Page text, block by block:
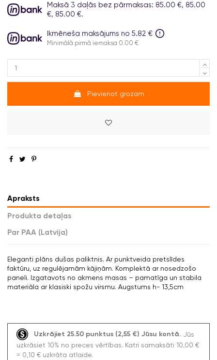
Maksā 3 daļās bez pārmaksas: 85.00 €, 85.00
€, 85.00 €.
Ikmēneša maksājums no 5.82 €
Minimālā pirmā iemaksa 0.00 €
Pievienot grozam
Apraksts
Produkta detaļas
Par PAA (Latvija)
Eleganti plāns dušas paliktnis. Ar punktveida pretslīdes
faktūru, uz regulējamām kājiņām. Komplektā ar nosedzošo
paneli. Izgatavots no akmens masas – pamatīga un stabila
materiāla ar klasiski spožu virsmu. Augstums h- 13,5cm
Uzkrājiet 25.50 punktus (2,55 €) Jūsu kontā. Jūs
uzkrāsiet 10% no preces vērtības. Katri samaksāti 10,00 €
= 0,10 € uzkrāta atlaide.